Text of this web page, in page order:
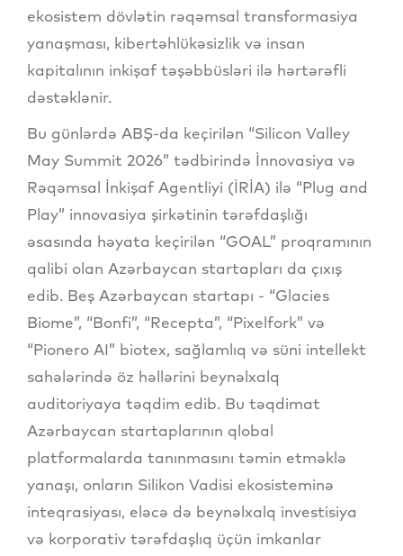
ekosistem dövlətin rəqəmsal transformasiya
yanaşması, kibertəhlükəsizlik və insan
kapitalının inkişaf təşəbbüsləri ilə hərtərəfli
dəstəklənir.
Bu günlərdə ABŞ-da keçirilən “Silicon Valley
May Summit 2026” tədbirində İnnovasiya və
Rəqəmsal İnkişaf Agentliyi (İRİA) ilə “Plug and
Play” innovasiya şirkətinin tərəfdaşlığı
əsasında həyata keçirilən “GOAL” proqramının
qalibi olan Azərbaycan startapları da çıxış
edib. Beş Azərbaycan startapı - “Glacies
Biome”, “Bonfi”, “Recepta”, “Pixelfork” və
“Pionero AI” biotex, sağlamlıq və süni intellekt
sahələrində öz həllərini beynəlxalq
auditoriyaya təqdim edib. Bu təqdimat
Azərbaycan startaplarının qlobal
platformalarda tanınmasını təmin etməklə
yanaşı, onların Silikon Vadisi ekosisteminə
inteqrasiyası, eləcə də beynəlxalq investisiya
və korporativ tərəfdaşlıq üçün imkanlar